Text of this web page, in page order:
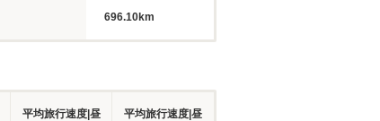
696.10km
平均旅行速度|昼
平均旅行速度|昼